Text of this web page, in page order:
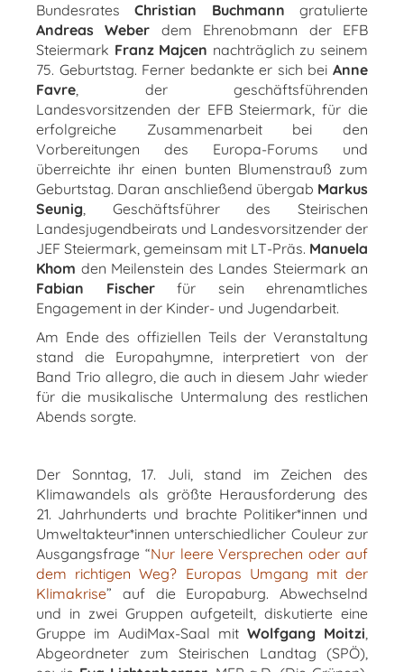
Bundesrates
Christian Buchmann gratulierte
Andreas
Weber dem Ehrenobmann der EFB
Steiermark Franz Majcen nachträglich zu seinem
75. Geburtstag. Ferner bedankte er sich bei Anne
Favre, der geschäftsführenden
Landesvorsitzenden der EFB Steiermark, für die
erfolgreiche Zusammenarbeit bei den
Vorbereitungen des Europa-Forums und
überreichte ihr einen bunten Blumenstrauß zum
Geburtstag. Daran anschließend übergab Markus
Seunig, Geschäftsführer des Steirischen
Landesjugendbeirats und Landesvorsitzender der
JEF Steiermark, gemeinsam mit LT-Präs. Manuela
Khom den Meilenstein des Landes Steiermark an
Fabian Fischer
für sein ehrenamtliches
Engagement in der Kinder- und Jugendarbeit.
Am Ende des offiziellen Teils der Veranstaltung
stand die Europahymne, interpretiert von der
Band Trio allegro, die auch in diesem Jahr wieder
für die musikalische Untermalung des restlichen
Abends sorgte.
Der Sonntag, 17. Juli, stand im Zeichen des
Klimawandels als größte Herausforderung des
21. Jahrhunderts und brachte Politiker*innen und
Umweltakteur*innen unterschiedlicher Couleur zur
Ausgangsfrage “Nur leere Versprechen oder auf
dem richtigen Weg? Europas Umgang mit der
Klimakrise” auf die Europaburg. Abwechselnd
und in zwei Gruppen aufgeteilt, diskutierte eine
Gruppe im AudiMax-Saal mit Wolfgang Moitzi,
Abgeordneter zum Steirischen Landtag (SPÖ),